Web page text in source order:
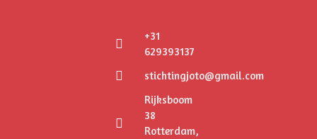
+31
629393137
stichtingjoto@gmail.com
Rijksboom
38
Rotterdam,